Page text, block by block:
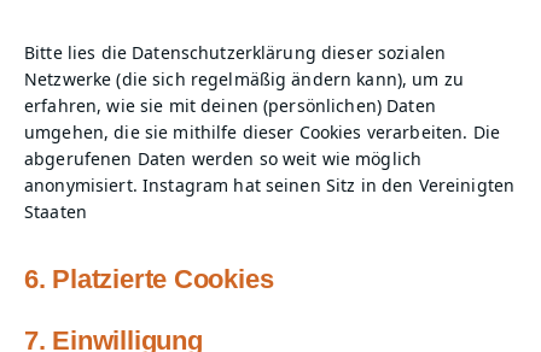
Bitte lies die Datenschutzerklärung dieser sozialen
Netzwerke (die sich regelmäßig ändern kann), um zu
erfahren, wie sie mit deinen (persönlichen) Daten
umgehen, die sie mithilfe dieser Cookies verarbeiten. Die
abgerufenen Daten werden so weit wie möglich
anonymisiert. Instagram hat seinen Sitz in den Vereinigten
Staaten
6. Platzierte Cookies
7. Einwilligung